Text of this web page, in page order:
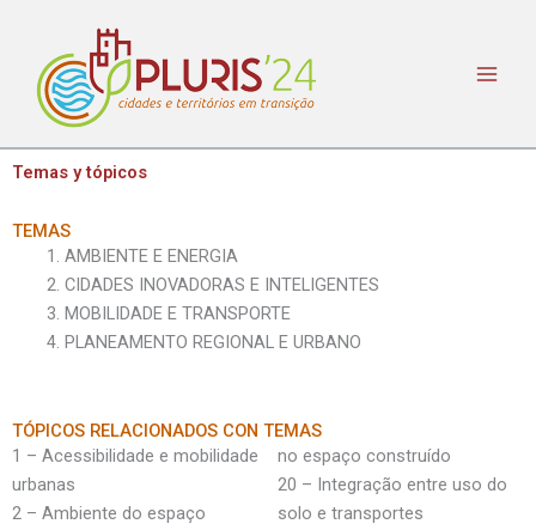
contenido
Temas y tópicos
TEMAS
AMBIENTE E ENERGIA
CIDADES INOVADORAS E INTELIGENTES
MOBILIDADE E TRANSPORTE
PLANEAMENTO REGIONAL E URBANO
TÓPICOS RELACIONADOS CON TEMAS
1 – Acessibilidade e mobilidade
urbanas
2 – Ambiente do espaço
no espaço construído
20 – Integração entre uso do
solo e transportes